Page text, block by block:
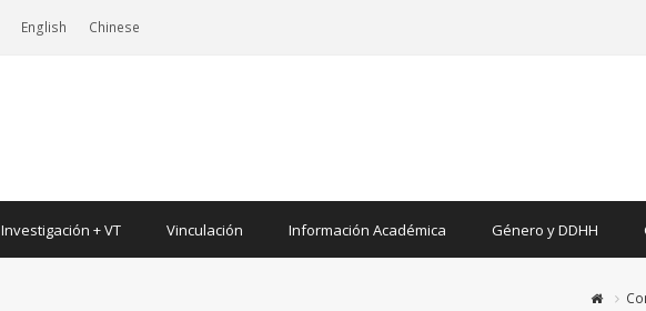
English Chinese
Investigación + VT Vinculación Información Académica Género y DDHH